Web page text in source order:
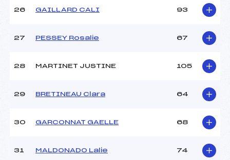
26 GAILLARD CALI 93
27 PESSEY Rosalie 67
28 MARTINET JUSTINE 105
29 BRETINEAU Clara 64
30 GARCONNAT GAELLE 68
31 MALDONADO Lalie 74